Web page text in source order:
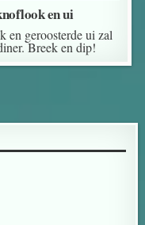
en ui
en geroosterde ui zal
Breek en dip!